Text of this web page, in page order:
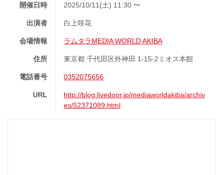
開催日時 2025/10/11(土) 11:30 〜
出演者 白上咲花
会場情報 ラムタラMEDIA WORLD AKIBA
住所 東京都 千代田区外神田 1-15-2ミオス本館
電話番号 0352075656
URL
http://blog.livedoor.jp/mediaworldakiba/archiv
es/52371089.html